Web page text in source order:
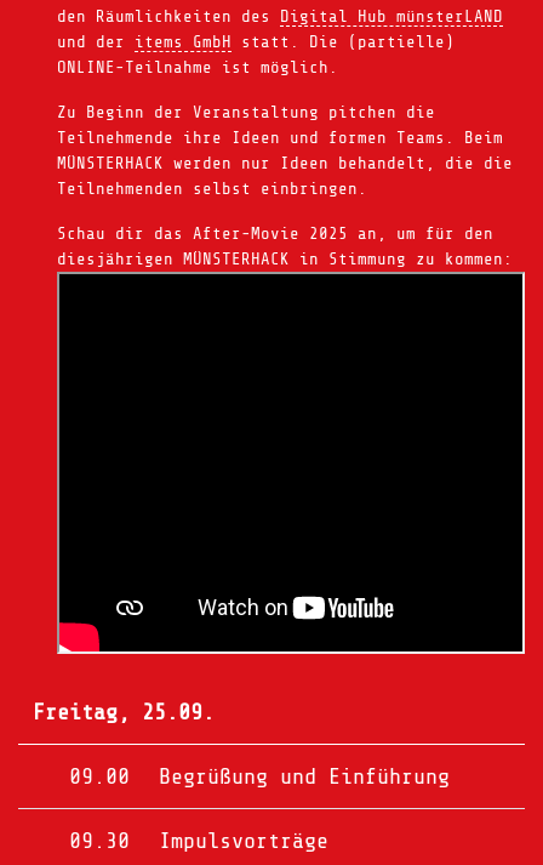
den Räumlichkeiten des
Digital Hub münsterLAND
und der items GmbH
statt. Die (partielle)
ONLINE-Teilnahme ist möglich.
Zu Beginn der Veranstaltung pitchen die
Teilnehmende ihre Ideen und formen Teams. Beim
MÜNSTERHACK werden nur Ideen behandelt, die die
Teilnehmenden selbst einbringen.
Schau dir das After-Movie 2025 an, um für den
diesjährigen MÜNSTERHACK in Stimmung zu kommen:
Freitag, 25.09.
09.00 Begrüßung und Einführung
09.30 Impulsvorträge